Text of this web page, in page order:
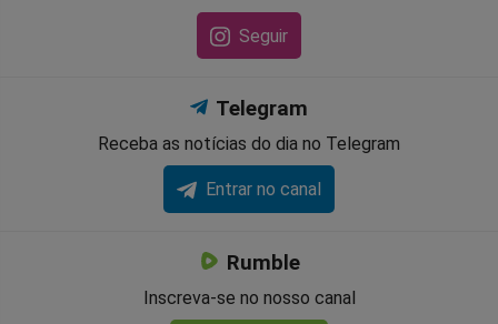
Seguir
Telegram
Receba as notícias do dia no Telegram
Entrar no canal
Rumble
Inscreva-se no nosso canal